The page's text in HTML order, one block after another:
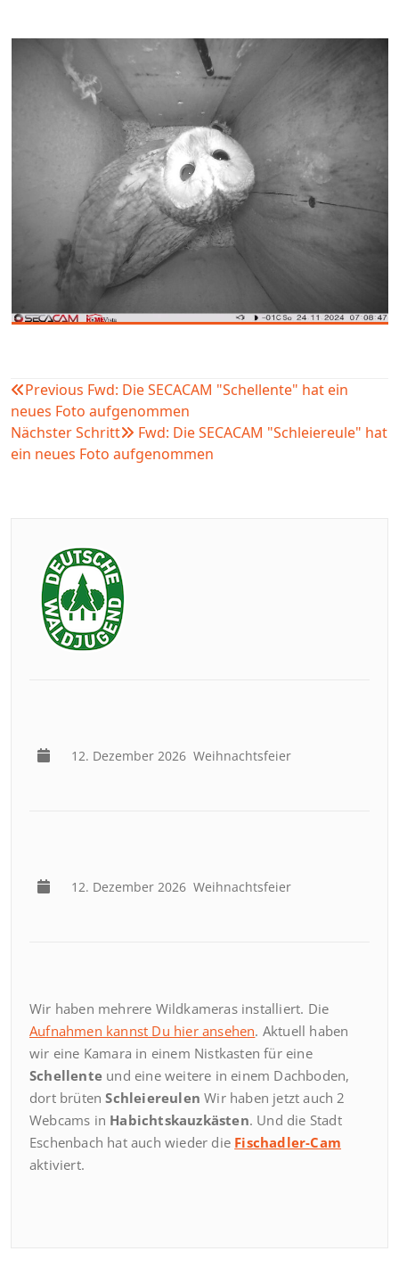
Beitragsnavigation
Previous Fwd: Die SECACAM "Schellente" hat ein
neues Foto aufgenommen
Nächster Schritt
Fwd: Die SECACAM "Schleiereule" hat
ein neues Foto aufgenommen
12. Dezember 2026 Weihnachtsfeier
12. Dezember 2026 Weihnachtsfeier
Wir haben mehrere Wildkameras installiert. Die
Aufnahmen kannst Du hier ansehen. Aktuell haben
wir eine Kamara in einem Nistkasten für eine
Schellente und eine weitere in einem Dachboden,
dort brütenSchleiereulen Wir haben jetzt auch 2
Webcams in Habichtskauzkästen. Und die Stadt
Eschenbach hat auch wieder die Fischadler-Cam
aktiviert.